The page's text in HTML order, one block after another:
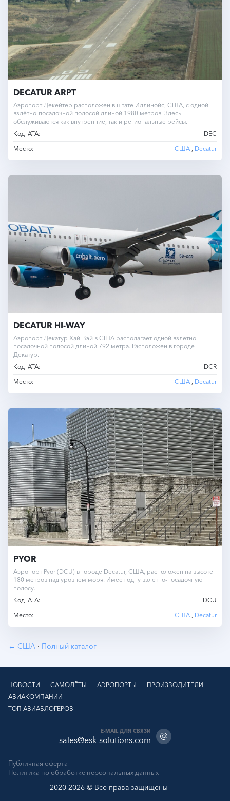
DECATUR ARPT
Аэропорт Декейтер расположен в штате Иллинойс, США, с одной
взлётно-посадочной полосой длиной 1980 метров. Здесь
обслуживаются как внутренние, так и региональные рейсы.
Код IATA:
DEC
Место:
США Decatur
DECATUR HI-WAY
Аэропорт Декатур Хай-Вэй в США располагает одной взлётно-
посадочной полосой длиной 792 метра. Расположен в городе
Декатур.
Код IATA:
DCR
Место:
США , Decatur
PYOR
Аэропорт Pyor (DCU) в городе Decatur, США, расположен на высоте
180 метров над уровнем моря. Имеет одну взлетно-посадочную
полосу.
Код IATA:
DCU
Место:
США Decatur
← США · Полный каталог
Публичная оферта
Политика по обработке персональных данных
2020-2026 © Все права защищены
НОВОСТИ САМОЛЁТЫ АЭРОПОРТЫ
ПРОИЗВОДИТЕЛИ
АВИАКОМПАНИИ
ТОП АВИАБЛОГЕРОВ
E-MAIL ДЛЯ СВЯЗИ
sales@esk-solutions.com